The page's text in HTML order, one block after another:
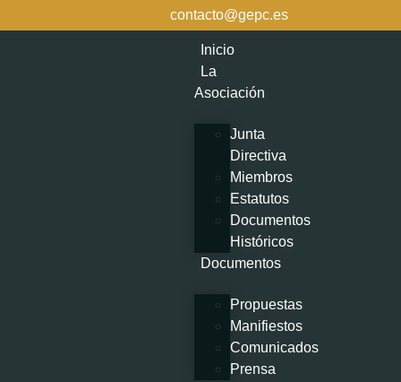
contacto@gepc.es
Inicio
La
Asociación
Junta
Directiva
Miembros
Estatutos
Documentos
Históricos
Documentos
Propuestas
Manifiestos
Comunicados
Prensa